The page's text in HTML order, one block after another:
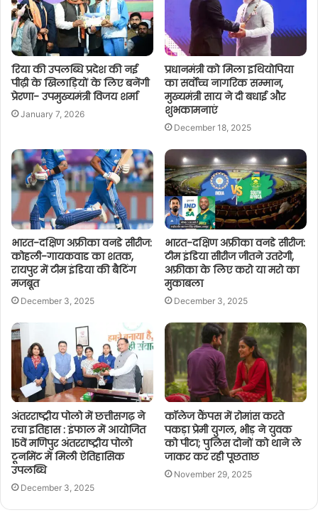
रिया की उपलब्धि प्रदेश की नई
पीढ़ी के खिलाड़ियों के लिए बनेंगी
प्रेरणा- उपमुख्यमंत्री विजय शर्मा
January 7, 2026
प्रधानमंत्री को मिला इथियोपिया
का सर्वोच्च नागरिक सम्मान,
मुख्यमंत्री साय ने दी बधाई और
शुभकामनाएं
December 18, 2025
भारत-दक्षिण अफ्रीका वनडे सीरीज:
कोहली-गायकवाड का शतक,
रायपुर में टीम इंडिया की बैटिंग
मजबूत
December 3, 2025
भारत-दक्षिण अफ्रीका वनडे सीरीज:
टीम इंडिया सीरीज जीतने उतरेगी,
अफ्रीका के लिए करो या मरो का
मुकाबला
December 3, 2025
अंतरराष्ट्रीय पोलो में छत्तीसगढ़ ने
रचा इतिहास : इंफाल में आयोजित
15वें मणिपुर अंतरराष्ट्रीय पोलो
टूर्नामेंट में मिली ऐतिहासिक
उपलब्धि
December 3, 2025
कॉलेज कैंपस में रोमांस करते
पकड़ा प्रेमी युगल, भीड़ ने युवक
को पीटा; पुलिस दोनों को थाने ले
जाकर कर रही पूछताछ
November 29, 2025